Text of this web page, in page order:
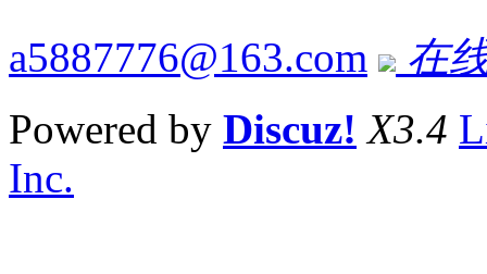
a5887776@163.com
在
Powered by Discuz! X3.4
Inc.